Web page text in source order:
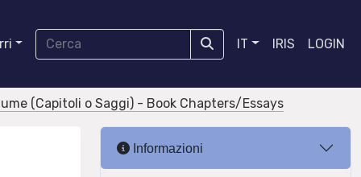
IT IRIS LOGIN
(Capitoli o Saggi) - Book Chapters/Essays
Informazioni